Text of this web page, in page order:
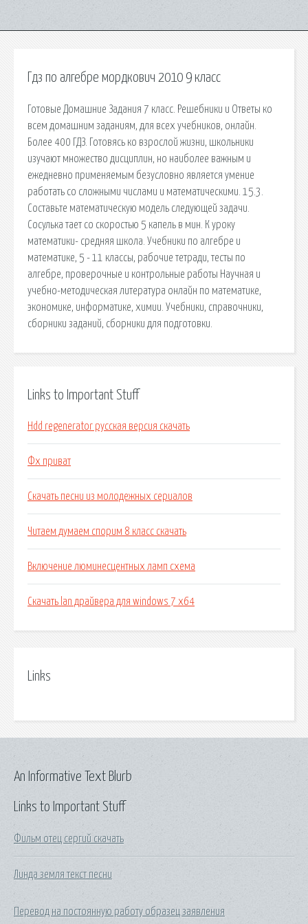
Гдз по алгебре мордкович 2010 9 класс
Готовые Домашние Задания 7 класс. Решебники и Ответы ко
всем домашним заданиям, для всех учебников, онлайн.
Более 400 ГДЗ. Готовясь ко взрослой жизни, школьники
изучают множество дисциплин, но наиболее важным и
ежедневно применяемым безусловно является умение
работать со сложными числами и математическими. 15.3.
Составьте математическую модель следующей задачи.
Сосулька тает со скоростью 5 капель в мин. К уроку
математики- средняя школа. Учебники по алгебре и
математике, 5 - 11 классы, рабочие тетради, тесты по
алгебре, проверочные и контрольные работы Научная и
учебно-методическая литература онлайн по математике,
экономике, информатике, химии. Учебники, справочники,
сборники заданий, сборники для подготовки.
Links to Important Stuff
Hdd regenerator русская версия скачать
Фх приват
Скачать песни из молодежных сериалов
Читаем думаем спорим 8 класс скачать
Включение люминесцентных ламп схема
Скачать lan драйвера для windows 7 x64
Links
Links to Important Stuff
Фильм отец сергий скачать
Линда земля текст песни
Перевод на постоянную работу образец заявления
An Informative Text Blurb